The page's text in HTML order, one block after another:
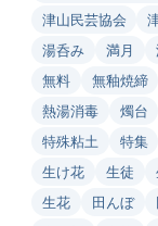
津山民芸協会
湯呑み
満月
無料
無釉焼締
熱湯消毒
燭台
特殊粘土
特集
生け花
生徒
生花
田んぼ